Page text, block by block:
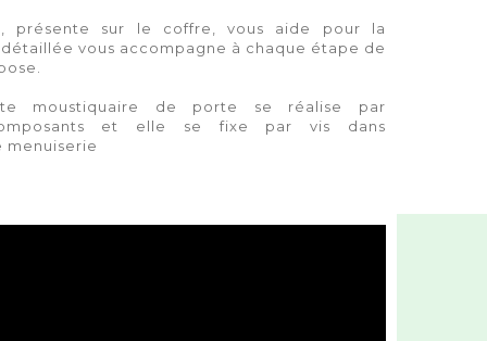
présente sur le coffre, vous aide pour la
vous accompagne à chaque étape de
moustiquaire de porte se réalise par
et elle se fixe par vis dans
menuiserie